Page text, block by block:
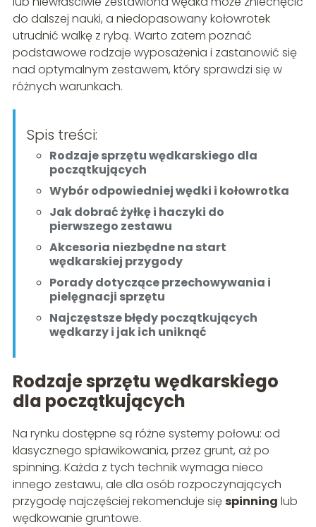
do dalszej nauki, a niedopasowany kołowrotek
utrudnić walkę z rybą. Warto zatem poznać
podstawowe rodzaje wyposażenia i zastanowić się
nad optymalnym zestawem, który sprawdzi się w
różnych warunkach.
Spis treści:
Rodzaje sprzętu wędkarskiego dla
początkujących
Wybór odpowiedniej wędki i kołowrotka
Jak dobrać żyłkę i haczyki do
pierwszego zestawu
Akcesoria niezbędne na start
wędkarskiej przygody
Porady dotyczące przechowywania i
pielęgnacji sprzętu
Najczęstsze błędy początkujących
wędkarzy i jak ich uniknąć
Rodzaje sprzętu wędkarskiego
dla początkujących
Na rynku dostępne są różne systemy połowu: od
klasycznego spławikowania, przez grunt, aż po
spinning. Każda z tych technik wymaga nieco
innego zestawu, ale dla osób rozpoczynających
przygodę najczęściej rekomenduje sięspinning lub
wędkowanie gruntowe.